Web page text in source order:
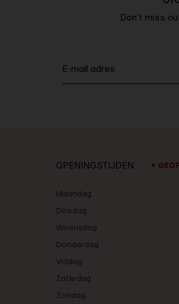
Don't miss
OPENINGSTIJDEN
Maandag
Dinsdag
Woensdag
Donderdag
Vrijdag
Zaterdag
Zondag